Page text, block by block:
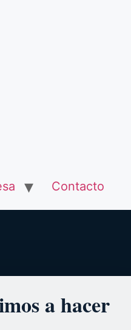
Contacto
a hacer